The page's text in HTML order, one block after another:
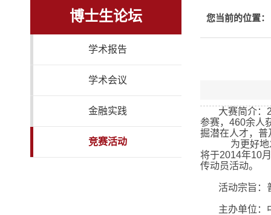
博士生论坛
学术报告
学术会议
金融实践
竞赛活动
您当前的位置：
大赛简介：
参赛， 460余人
掘潜在人才，
为更好
将于2014年10月
传动员活动。
活动宗旨：
主办单位：